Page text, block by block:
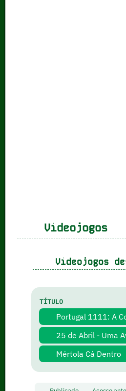
Videojogos
Videojogos
TÍTULO
Portugal 1111: A
25 de Abril - Uma
Mértola Cá Dentro